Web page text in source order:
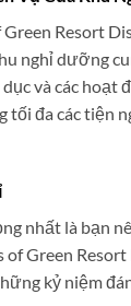
Resort
nghỉ dưỡng
và các hoạt
tối đa các tiện
nhất là bạn
of Green
kỷ niệm